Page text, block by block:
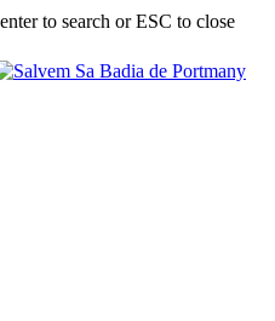
to search or ESC to close